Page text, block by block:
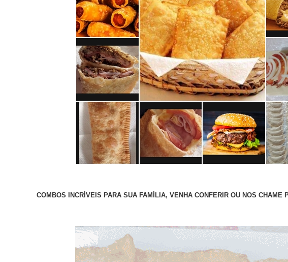
COMBOS INCRÍVEIS PARA SUA FAMÍLIA, VENHA CONFERIR OU NOS CHAME